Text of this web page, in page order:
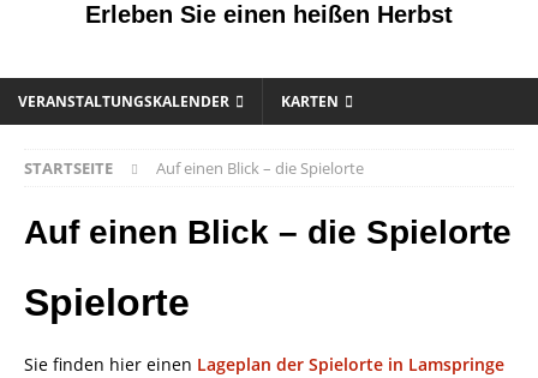
Erleben Sie einen heißen Herbst
VERANSTALTUNGSKALENDER KARTEN
STARTSEITE Auf einen Blick – die Spielorte
Auf einen Blick – die Spielorte
Spielorte
Sie finden hier einen Lageplan der Spielorte in Lamspringe